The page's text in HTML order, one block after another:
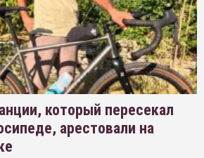
который пересекал
арестовали на